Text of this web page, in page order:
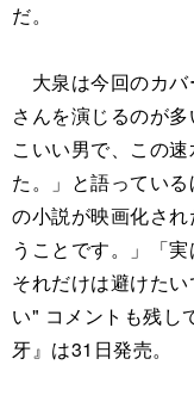
だ。
大泉は今回のカバ
さんを演じるのが
こいい男で、この
た。」と語ってい
の小説が映画化さ
うことです。」「実
それだけは避けた
い" コメントも残し
牙』は31日発売。